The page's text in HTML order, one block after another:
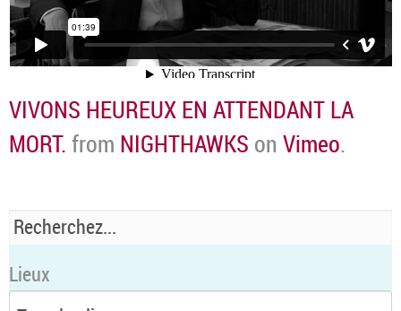
VIVONS HEUREUX EN ATTENDANT LA
MORT. from NIGHTHAWKS on Vimeo.
Lieux